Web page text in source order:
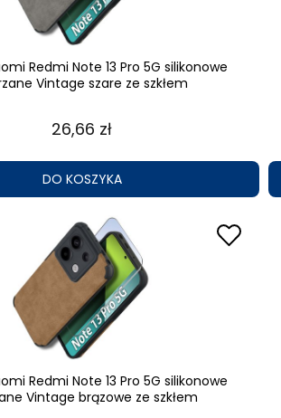
Redmi Note 13 Pro 5G silikonowe
Vintage szare ze szkłem
26,66 zł
DO KOSZYKA
Redmi Note 13 Pro 5G silikonowe
Vintage brązowe ze szkłem